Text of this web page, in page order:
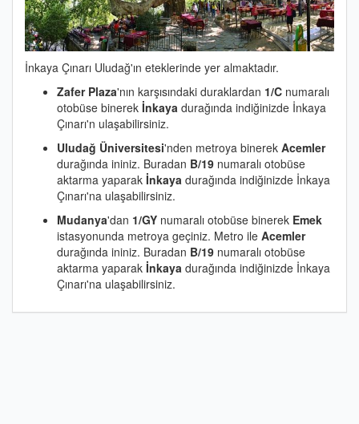
İnkaya Çınarı Uludağ'ın eteklerinde yer almaktadır.
Zafer Plaza'nın karşısındaki duraklardan 1/C numaralı
otobüse binerek İnkaya durağında indiğinizde İnkaya
Çınarı'n ulaşabilirsiniz.
Uludağ Üniversitesi'nden metroya binerek Acemler
durağında ininiz. Buradan B/19 numaralı otobüse
aktarma yaparak İnkaya durağında indiğinizde İnkaya
Çınarı'na ulaşabilirsiniz.
Mudanya'dan 1/GY numaralı otobüse binerek Emek
istasyonunda metroya geçiniz. Metro ile Acemler
durağında ininiz. Buradan B/19 numaralı otobüse
aktarma yaparak İnkaya durağında indiğinizde İnkaya
Çınarı'na ulaşabilirsiniz.